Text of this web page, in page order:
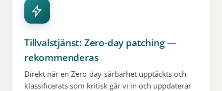
Tillvalstjänst: Zero-day patching —
rekommenderas
Direkt när en Zero-day-sårbarhet upptäckts och
klassificerats som kritisk går vi in och uppdaterar